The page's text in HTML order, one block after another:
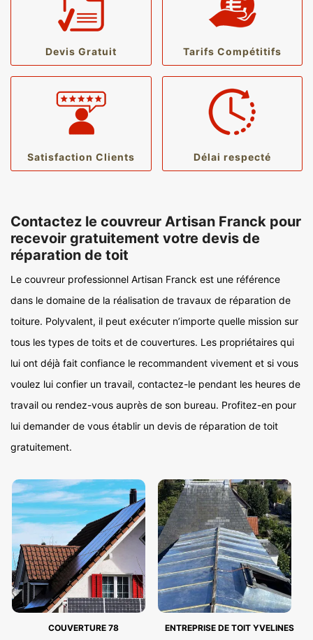
Devis Gratuit Tarifs Compétitifs
Satisfaction Clients Délai respecté
Contactez le couvreur Artisan Franck pour
recevoir gratuitement votre devis de
réparation de toit
Le couvreur professionnel Artisan Franck est une référence
dans le domaine de la réalisation de travaux de réparation de
toiture. Polyvalent, il peut exécuter n’importe quelle mission sur
tous les types de toits et de couvertures. Les propriétaires qui
lui ont déjà fait confiance le recommandent vivement et si vous
voulez lui confier un travail, contactez-le pendant les heures de
travail ou rendez-vous auprès de son bureau. Profitez-en pour
lui demander de vous établir un devis de réparation de toit
gratuitement.
COUVERTURE 78 ENTREPRISE DE TOIT YVELINES